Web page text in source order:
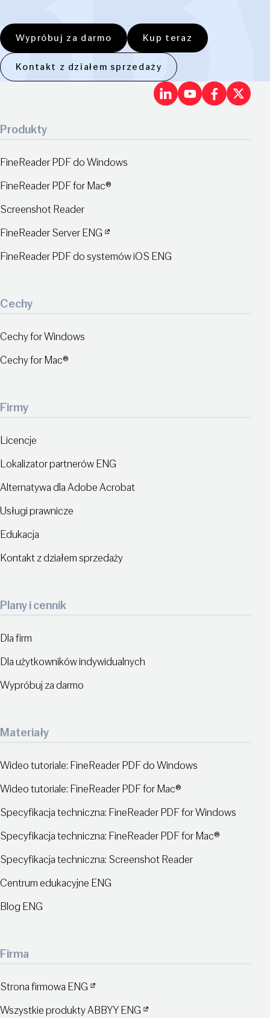
Wypróbuj za darmo Kup teraz
Kontakt z działem sprzedaży
LinkedInX
Produkty
FineReader PDF do Windows
FineReader PDF for Mac®
Screenshot Reader
FineReader Server ENG
FineReader PDF do systemów iOS ENG
Cechy
Cechy for Windows
Cechy for Mac®
Firmy
Licencje
Lokalizator partnerów ENG
Alternatywa dla Adobe Acrobat
Usługi prawnicze
Edukacja
Kontakt z działem sprzedaży
Plany i cennik
Dla firm
Dla użytkowników indywidualnych
Wypróbuj za darmo
Materiały
Wideo tutoriale: FineReader PDF do Windows
Wideo tutoriale: FineReader PDF for Mac®
Specyfikacja techniczna: FineReader PDF for Windows
Specyfikacja techniczna: FineReader PDF for Mac®
Specyfikacja techniczna: Screenshot Reader
Centrum edukacyjne ENG
Blog ENG
Firma
Strona firmowa ENG
Wszystkie produkty ABBYY ENG